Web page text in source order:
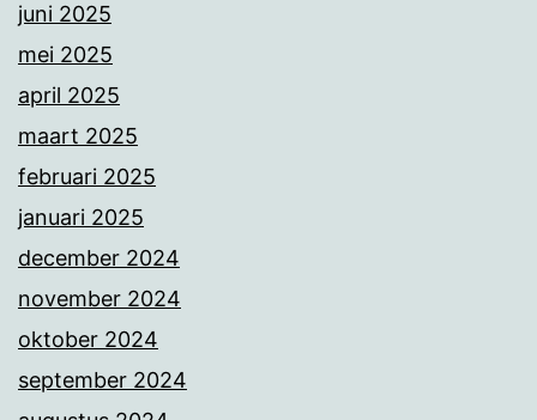
juni 2025
mei 2025
april 2025
maart 2025
februari 2025
januari 2025
december 2024
november 2024
oktober 2024
september 2024